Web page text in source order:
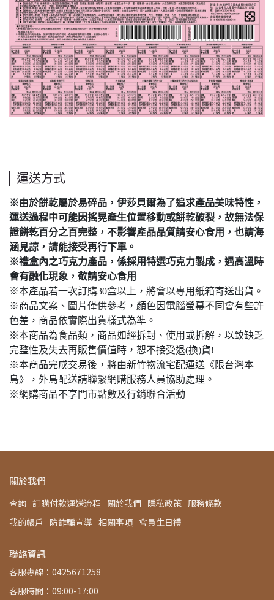
運送方式
※由於餅乾屬於易碎品，伊莎貝爾為了追求產品美味特性，
運送過程中可能因搖晃產生位置移動或餅乾破裂，故無法保
證餅乾百分之百完整，不影響產品品質請安心食用，也請海
涵見諒，請能接受再行下單。
※禮盒內之巧克力產品，係採用特選巧克力製成，遇高溫時
會有融化現象，敬請安心食用
※本產品若一次訂購30盒以上，將會以專用紙箱寄送出貨。
※商品文案、圖片僅供參考，顏色因電腦螢幕不同會有些許
色差，商品依實際出貨樣式為準。
※本商品為食品類，商品如經拆封、使用或拆解，以致缺乏
完整性及失去再販售價值時，恕不接受退(換)貨!
※本商品完成交易後，將由新竹物流宅配運送《限台灣本
島》，外島配送請聯繫網購服務人員協助處理。
※網購商品不享門市點數及行銷聯合活動
關於我們
查詢 訂購付款運送流程 關於我們 隱私政策 服務條款
我的帳戶
防詐騙宣導 相關事項 會員生日禮
聯絡資訊
客服專線：0425671258
客服時間：09:00-17:00